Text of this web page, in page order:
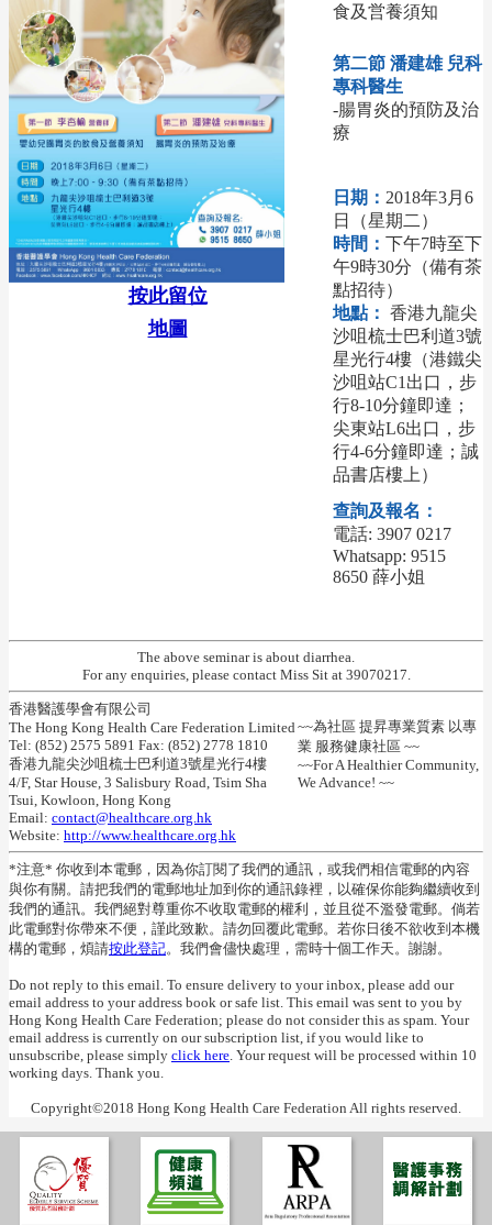
按此留位
地圖
食及営養須知
第二節 潘建雄 兒科
專科醫生
-腸胃炎的預防及治
療
日期： 2018年3月6
日（星期二）
時間： 下午7時至下
午9時30分（備有茶
點招待）
地點： 香港九龍尖
沙咀梳士巴利道3號
星光行4樓（港鐵尖
沙咀站C1出口，步
行8-10分鐘即達；
尖東站L6出口，步
行4-6分鐘即達；誠
品書店樓上）
查詢及報名：
電話: 3907 0217
Whatsapp: 9515
8650 薛小姐
The above seminar is about diarrhea.
For any enquiries, please contact Miss Sit at 39070217.
香港醫護學會有限公司
The Hong Kong Health Care Federation Limited
Tel: (852) 2575 5891 Fax: (852) 2778 1810
香港九龍尖沙咀梳士巴利道3號星光行4樓
4/F, Star House, 3 Salisbury Road, Tsim Sha
Tsui, Kowloon, Hong Kong
Email: contact@healthcare.org.hk
Website: http://www.healthcare.org.hk
~~為社區 提昇專業質素 以專
業 服務健康社區 ~~
~~For A Healthier Community,
We Advance! ~~
*注意* 你收到本電郵，因為你訂閱了我們的通訊，或我們相信電郵的內容
與你有關。請把我們的電郵地址加到你的通訊錄裡，以確保你能夠繼續收到
我們的通訊。我們絕對尊重你不收取電郵的權利，並且從不濫發電郵。倘若
此電郵對你帶來不便，謹此致歉。請勿回覆此電郵。若你日後不欲收到本機
構的電郵，煩請按此登記。我們會儘快處理，需時十個工作天。謝謝。
Do not reply to this email. To ensure delivery to your inbox, please add our
email address to your address book or safe list. This email was sent to you by
Hong Kong Health Care Federation; please do not consider this as spam. Your
email address is currently on our subscription list, if you would like to
unsubscribe, please simply click here . Your request will be processed within 10
working days. Thank you.
Copyright©2018 Hong Kong Health Care Federation All rights reserved.